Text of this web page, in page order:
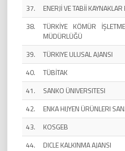
37.
ENERJİ VE TABİİ
38.
TÜRKİYE KÖMÜR
MÜDÜRLÜĞÜ
39.
TÜRKIYE ULUSAL AJANSI
40.
TÜBİTAK
41.
SANKO ÜNIVERSITESI
42.
ENKA HIJYEN ÜRÜNLERI
43.
KOSGEB
44.
DICLE KALKINMA AJANSI